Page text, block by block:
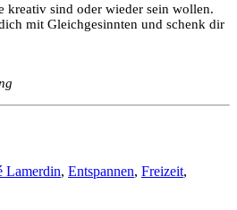
kreativ sind oder wieder sein wollen.
mit Gleichgesinnten und schenk dir
Lamerdin, Entspannen, Freizeit,